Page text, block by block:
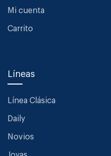
Mi cuenta
Carrito
Líneas
Línea Clásica
Daily
Novios